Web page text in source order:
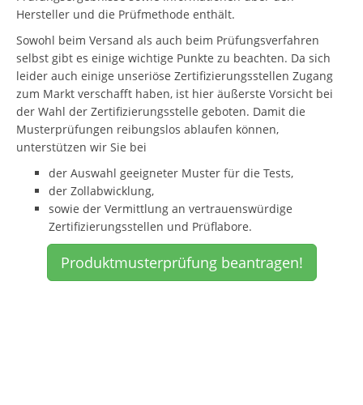
Hersteller und die Prüfmethode enthält.
Sowohl beim Versand als auch beim Prüfungsverfahren
selbst gibt es einige wichtige Punkte zu beachten. Da sich
leider auch einige unseriöse Zertifizierungsstellen Zugang
zum Markt verschafft haben, ist hier äußerste Vorsicht bei
der Wahl der Zertifizierungsstelle geboten. Damit die
Musterprüfungen reibungslos ablaufen können,
unterstützen wir Sie bei
der Auswahl geeigneter Muster für die Tests,
der Zollabwicklung,
sowie der Vermittlung an vertrauenswürdige
Zertifizierungsstellen und Prüflabore.
Produktmusterprüfung beantragen!